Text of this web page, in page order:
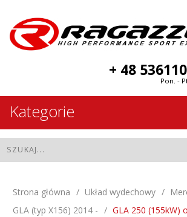
+ 48
Pon. -
Kategorie
Strona główna Układ wydechowy
GLA (typ X156) 2014 -
GLA 250 (155kW)